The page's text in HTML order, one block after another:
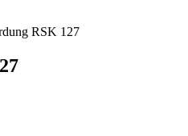
RSK 127